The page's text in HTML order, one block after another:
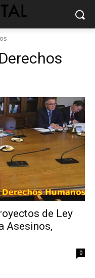
de Ley
Asesinos,
0